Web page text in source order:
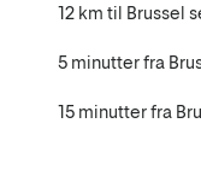
12 km til Brussel
5 minutter fra
15 minutter fra